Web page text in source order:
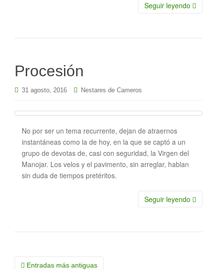
Seguir leyendo
Procesión
31 agosto, 2016 Nestares de Cameros
No por ser un tema recurrente, dejan de atraernos
instantáneas como la de hoy, en la que se captó a un
grupo de devotas de, casi con seguridad, la Virgen del
Manojar. Los velos y el pavimento, sin arreglar, hablan
sin duda de tiempos pretéritos.
Seguir leyendo
Navegación
Entradas más antiguas